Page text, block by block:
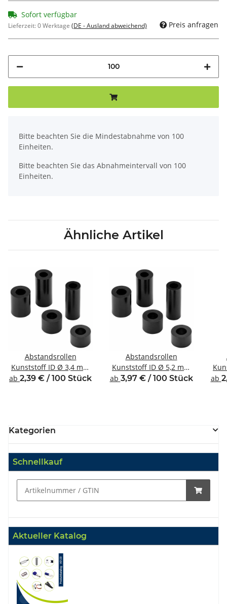
Sofort verfügbar
Lieferzeit:0 Werktage (DE - Ausland abweichend) Preis anfragen
Bitte beachten Sie die Mindestabnahme von 100
Einheiten.
Bitte beachten Sie das Abnahmeintervall von 100
Einheiten.
Ähnliche Artikel
Abstandsrollen
Kunststoff ID Ø 3,4 mm
für Gewinde M3
ab 2,39 € / 100 Stück
Abstandsrollen
Kunststoff ID Ø 5,2 mm
für Gewinde M5
ab 3,97 € / 100 Stück ab
Kategorien
Schnellkauf
Aktueller Katalog